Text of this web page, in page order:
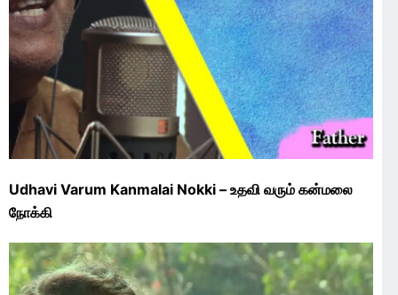
Udhavi Varum Kanmalai Nokki – உதவி வரும் கன்மலை
நோக்கி